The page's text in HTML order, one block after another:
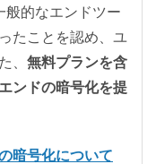
般的なエンドツー
たことを認め、ユ
、 無料プランを含
ンドの暗号化を提
暗号化について